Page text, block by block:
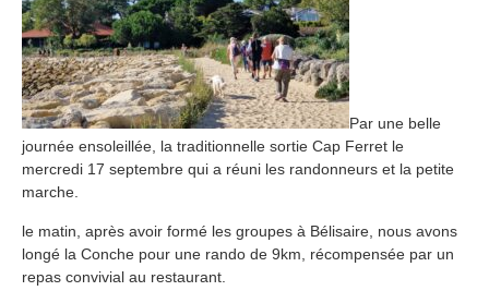
Par une belle
journée ensoleillée, la traditionnelle sortie Cap Ferret le
mercredi 17 septembre qui a réuni les randonneurs et la petite
marche.
le matin, après avoir formé les groupes à Bélisaire, nous avons
longé la Conche pour une rando de 9km, récompensée par un
repas convivial au restaurant.